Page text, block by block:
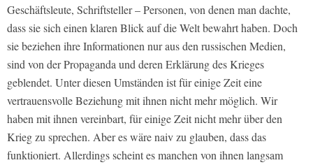
Geschäftsleute, Schriftsteller – Personen, von denen man dachte,
dass sie sich einen klaren Blick auf die Welt bewahrt haben. Doch
sie beziehen ihre Informationen nur aus den russischen Medien,
sind von der Propaganda und deren Erklärung des Krieges
geblendet. Unter diesen Umständen ist für einige Zeit eine
vertrauensvolle Beziehung mit ihnen nicht mehr möglich. Wir
haben mit ihnen vereinbart, für einige Zeit nicht mehr über den
Krieg zu sprechen. Aber es wäre naiv zu glauben, dass das
funktioniert. Allerdings scheint es manchen von ihnen langsam